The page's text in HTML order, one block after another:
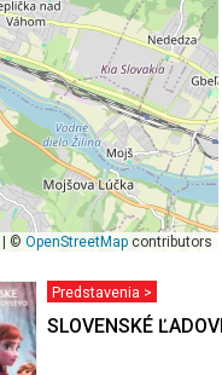
| ©OpenStreetMap contributors
Predstavenia >
SLOVENSKÉ